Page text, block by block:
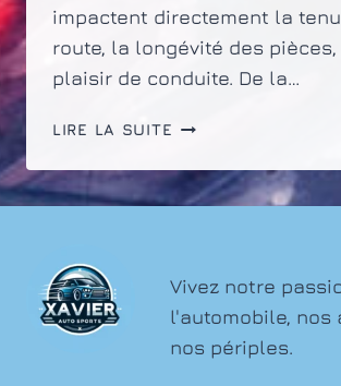
impactent directement la
route, la longévité des
plaisir de conduite. De la…
LIRE LA SUITE LES
DES
VIBRATIONS
SUR
LA
Vivez notre
l'automobile, nos
nos périples.